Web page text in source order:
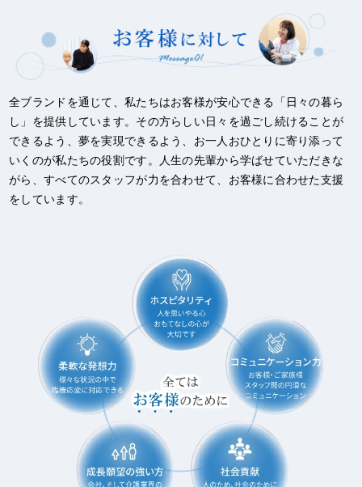
全ブランドを通じて、私たちはお客様が安心できる「日々の暮ら
し」を提供しています。その方らしい日々を過ごし続けることが
できるよう、夢を実現できるよう、お一人おひとりに寄り添って
いくのが私たちの役割です。人生の先輩から学ばせていただきな
がら、すべてのスタッフが力を合わせて、お客様に合わせた支援
をしています。